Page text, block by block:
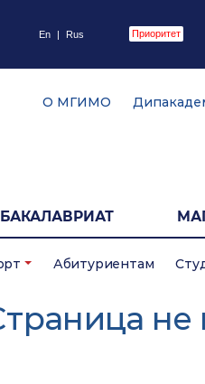
En | Rus Приоритет
О МГИМО
БАКАЛАВРИАТ
Абитуриентам
не